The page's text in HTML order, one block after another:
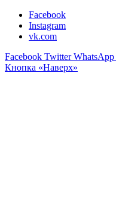
Facebook
Instagram
vk.com
Facebook Twitter WhatsApp
Кнопка «Наверх»